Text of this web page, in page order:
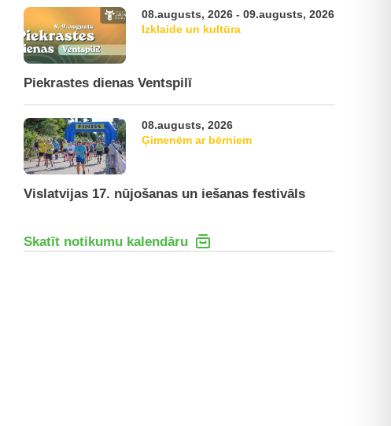
08.augusts, 2026 - 09.augusts, 2026
Izklaide un kultūra
Piekrastes dienas Ventspilī
08.augusts, 2026
Ģimenēm ar bērniem
Vislatvijas 17. nūjošanas un iešanas festivāls
Skatīt notikumu kalendāru